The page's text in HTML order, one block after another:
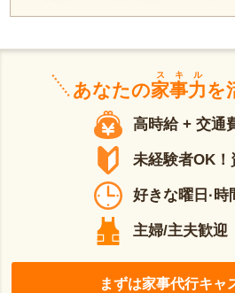
あなたの家事力
スキル
を
高時給 + 交通
未経験者OK！
好きな曜日·時
主婦/主夫歓迎
まずは家事代行キャ